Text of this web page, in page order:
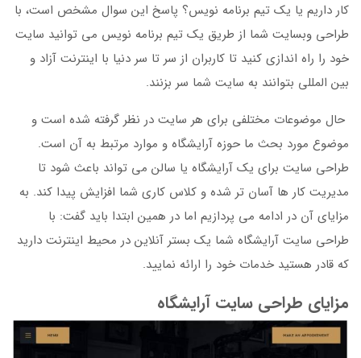
کار داریم یا یک تیم برنامه نویس؟ پاسخ این سوال مشخص است، با
طراحی وبسایت شما از طریق یک تیم برنامه نویس می توانید سایت
خود را راه اندازی کنید تا کاربران از سر تا سر دنیا با اینترنت آزاد و
بین المللی بتوانند به سایت شما سر بزنند.
حال موضوعات مختلفی برای هر سایت در نظر گرفته شده است و
موضوع مورد بحث ما حوزه آرایشگاه و موارد مرتبط به آن است.
طراحی سایت برای یک آرایشگاه یا سالن می تواند باعث شود تا
مدیریت کار ها آسان تر شده و کلاس کاری شما افزایش پیدا کند. به
مزایای آن در ادامه می پردازیم اما در همین ابتدا باید گفت: با
طراحی سایت آرایشگاه شما یک بستر آنلاین در محیط اینترنت دارید
که قادر هستید خدمات خود را ارائه نمایید.
مزایای طراحی سایت آرایشگاه